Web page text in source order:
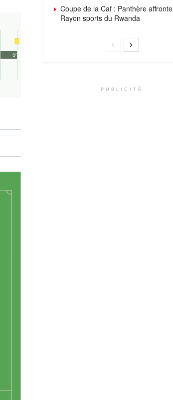
5'
Coupe de la Caf : Panthère affronte
Rayon sports du Rwanda
PUBLICITÉ